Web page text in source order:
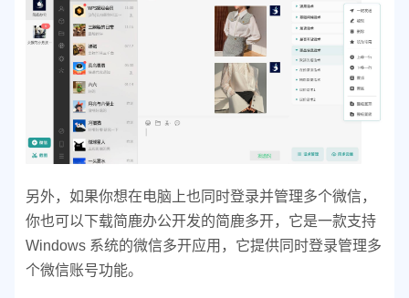
另外，如果你想在电脑上也同时登录并管理多个微信，
你也可以下载简鹿办公开发的简鹿多开，它是一款支持
Windows 系统的微信多开应用，它提供同时登录管理多
个微信账号功能。